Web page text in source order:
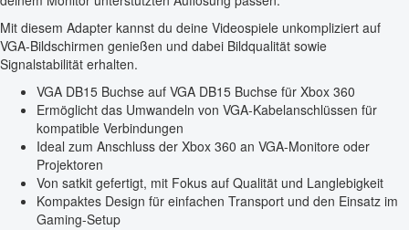
Mit diesem Adapter kannst du deine Videospiele unkompliziert auf
VGA-Bildschirmen genießen und dabei Bildqualität sowie
Signalstabilität erhalten.
VGA DB15 Buchse auf VGA DB15 Buchse für Xbox 360
Ermöglicht das Umwandeln von VGA-Kabelanschlüssen für
kompatible Verbindungen
Ideal zum Anschluss der Xbox 360 an VGA-Monitore oder
Projektoren
Von satkit gefertigt, mit Fokus auf Qualität und Langlebigkeit
Kompaktes Design für einfachen Transport und den Einsatz im
Gaming-Setup